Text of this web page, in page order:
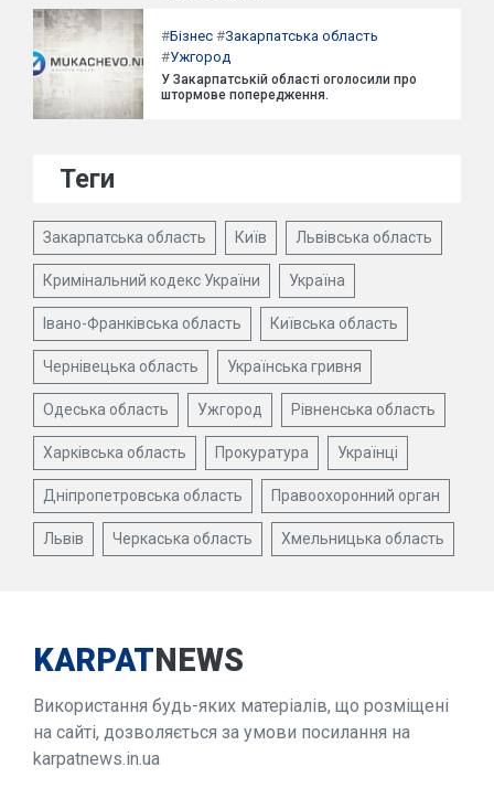
#Бізнес #Закарпатська область
#Ужгород
У Закарпатській області оголосили про
штормове попередження.
Теги
Закарпатська область Київ Львівська область
Кримінальний кодекс України Україна
Івано-Франківська область Київська область
Чернівецька область Українська гривня
Одеська область Ужгород Рівненська область
Харківська область Прокуратура Українці
Дніпропетровська область Правоохоронний орган
Львів Черкаська область Хмельницька область
KARPATNEWS
Використання будь-яких матеріалів, що розміщені
на сайті, дозволяється за умови посилання на
karpatnews.in.ua